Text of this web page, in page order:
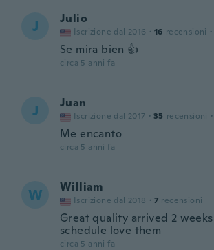
J Julio
Iscrizione dal 2016 · 16 recensioni ·
Se mira bien 👍
circa 5 anni fa
J Juan
Iscrizione dal 2017 · 35 recensioni ·
Me encanto
circa 5 anni fa
W William
Iscrizione dal 2018 · 7 recensioni
Great quality arrived 2
schedule love them
circa 5 anni fa